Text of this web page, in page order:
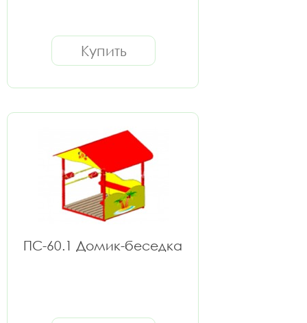
Купить
ПС-60.1 Домик-беседка